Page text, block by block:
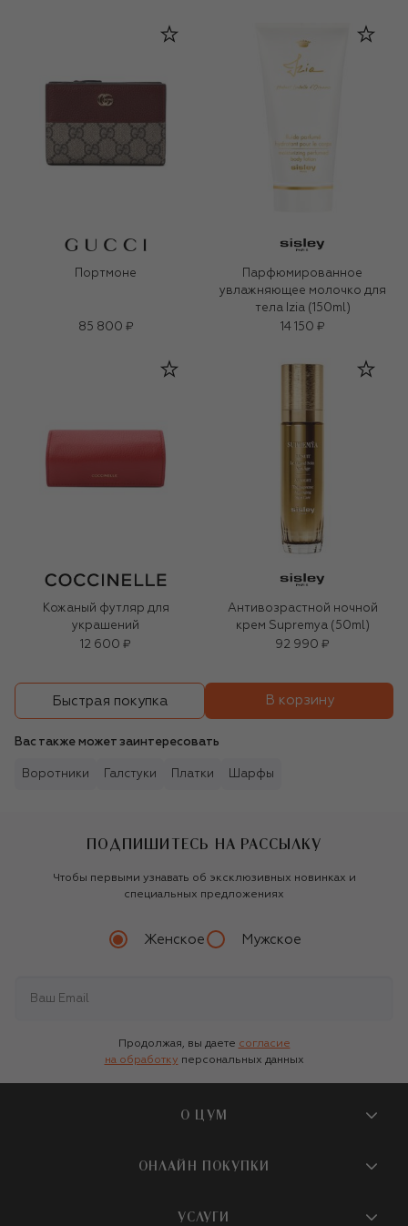
Портмоне
85 800 ₽
Парфюмированное
увлажняющее молочко для
тела Izia (150ml)
14 150 ₽
Кожаный футляр для
украшений
12 600 ₽
Антивозрастной ночной
крем Supremya (50ml)
92 990 ₽
Быстрая покупка В корзину
Вас также может заинтересовать
Воротники Галстуки Платки Шарфы
ПОДПИШИТЕСЬ НА РАССЫЛКУ
Чтобы первыми узнавать об эксклюзивных новинках и
специальных предложениях
Женское Мужское
Продолжая, вы даете согласие
на обработку персональных данных
О ЦУМ
О магазине
Бутики и ПВЗ ЦУМ
ОНЛАЙН ПОКУПКИ
УСЛУГИ